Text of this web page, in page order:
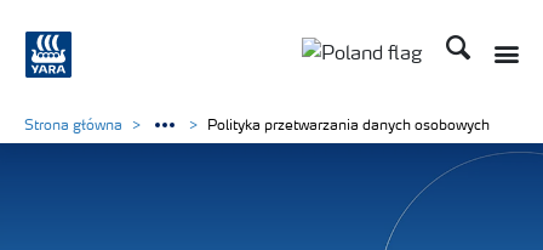
Szukaj
Strona główna Polityka przetwarzania danych osobowych